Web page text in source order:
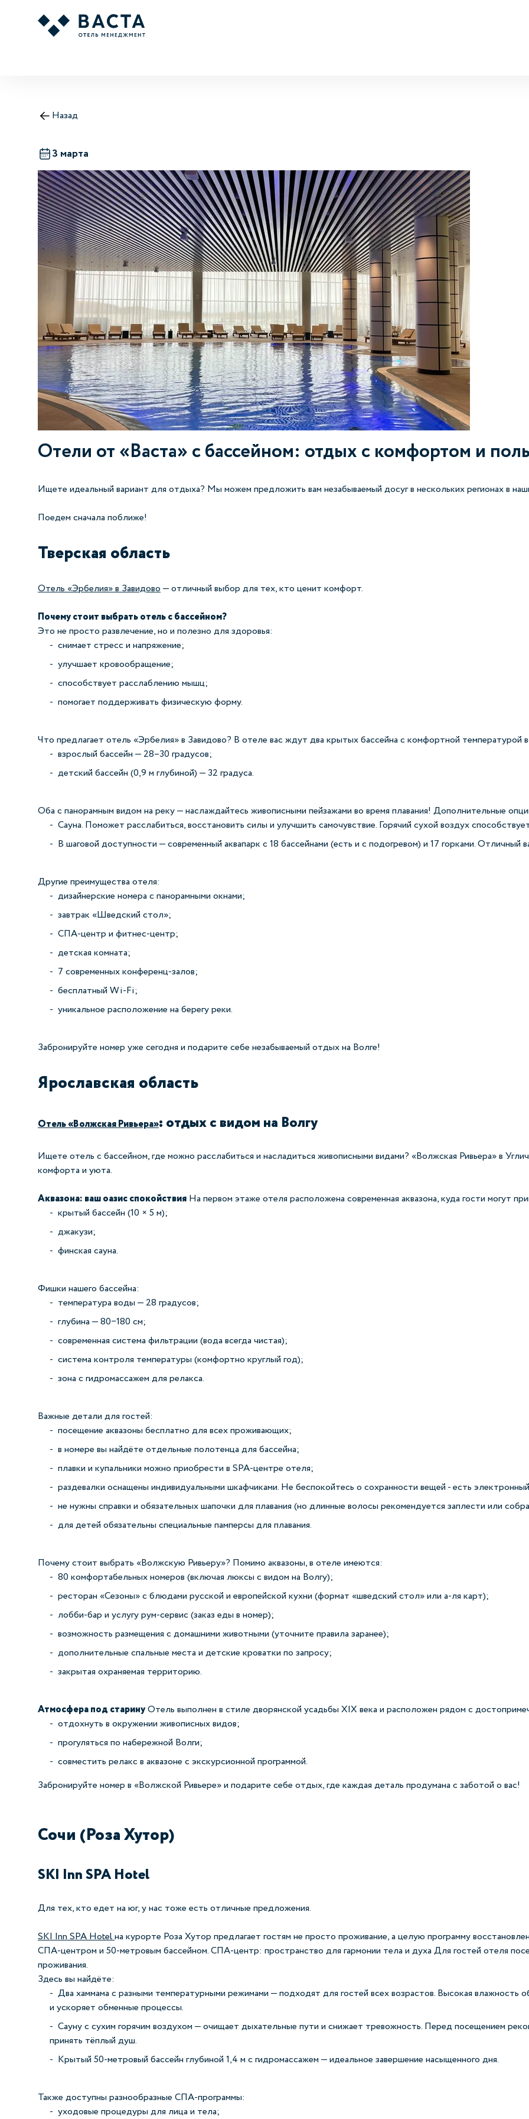
Назад
3 марта
Отели от «Васта» с бассейном: отдых с комфортом и
Ищете идеальный вариант для отдыха? Мы можем предложить вам незабываемый досуг в нескольких регионах в
Поедем сначала поближе!
Тверская область
Отель «Эрбелия» в Завидово— отличный выбор для тех, кто ценит комфорт.
Почему стоит выбрать отель с бассейном?
Это не просто развлечение, но и полезно для здоровья:
снимает стресс и напряжение;
улучшает кровообращение;
способствует расслаблению мышц;
помогает поддерживать физическую форму.
Что предлагает отель «Эрбелия» в Завидово? В отеле вас ждут два крытых бассейна с комфортной температурой
взрослый бассейн — 28–30 градусов;
детский бассейн (0,9 м глубиной) — 32 градуса.
Оба с панорамным видом на реку — наслаждайтесь живописными пейзажами во время плавания! Дополнительные
Сауна. Поможет расслабиться, восстановить силы и улучшить самочувствие. Горячий сухой воздух
В шаговой доступности — современный аквапарк с 18 бассейнами (есть и с подогревом) и 17 горками. Отличный
Другие преимущества отеля:
дизайнерские номера с панорамными окнами;
завтрак «Шведский стол»;
СПА‑центр и фитнес‑центр;
детская комната;
7 современных конференц‑залов;
бесплатный Wi‑Fi;
уникальное расположение на берегу реки.
Забронируйте номер уже сегодня и подарите себе незабываемый отдых на Волге!
Ярославская область
Отель «Волжская Ривьера»: отдых с видом на Волгу
Ищете отель с бассейном, где можно расслабиться и насладиться живописными видами? «Волжская Ривьера» в
комфорта и уюта.
Аквазона: ваш оазис спокойствия На первом этаже отеля расположена современная аквазона, куда гости могут
крытый бассейн (10 × 5 м);
джакузи;
финская сауна.
Фишки нашего бассейна:
температура воды — 28 градусов;
глубина — 80−180 см;
современная система фильтрации (вода всегда чистая);
система контроля температуры (комфортно круглый год);
зона с гидромассажем для релакса.
Важные детали для гостей:
посещение аквазоны бесплатно для всех проживающих;
в номере вы найдёте отдельные полотенца для бассейна;
плавки и купальники можно приобрести в SPA‑центре отеля;
раздевалки оснащены индивидуальными шкафчиками. Не беспокойтесь о сохранности вещей - есть
не нужны справки и обязательных шапочки для плавания (но длинные волосы рекомендуется заплести или
для детей обязательны специальные памперсы для плавания.
Почему стоит выбрать «Волжскую Ривьеру»? Помимо аквазоны, в отеле имеются:
80 комфортабельных номеров (включая люксы с видом на Волгу);
ресторан «Сезоны» с блюдами русской и европейской кухни (формат «шведский стол» или а‑ля карт);
лобби‑бар и услугу рум‑сервис (заказ еды в номер);
возможность размещения с домашними животными (уточните правила заранее);
дополнительные спальные места и детские кроватки по запросу;
закрытая охраняемая территорию.
Атмосфера под старинуОтель выполнен в стиле дворянской усадьбы XIX века и расположен рядом с
отдохнуть в окружении живописных видов;
прогуляться по набережной Волги;
совместить релакс в аквазоне с экскурсионной программой.
Забронируйте номер в «Волжской Ривьере» и подарите себе отдых, где каждая деталь продумана с заботой о вас!
Сочи (Роза Хутор)
SKI Inn SPA Hotel
Для тех, кто едет на юг, у нас тоже есть отличные предложения.
SKI Inn SPA Hotelна курорте Роза Хутор предлагает гостям не просто проживание, а целую программу
СПА‑центром и 50‑метровым бассейном. СПА‑центр: пространство для гармонии тела и духа Для гостей отеля
проживания.
Здесь вы найдёте:
Два хаммама с разными температурными режимами — подходят для гостей всех возрастов. Высокая влажность
и ускоряет обменные процессы.
Сауну с сухим горячим воздухом — очищает дыхательные пути и снижает тревожность. Перед посещением
принять тёплый душ.
Крытый 50‑метровый бассейн глубиной 1,4 м с гидромассажем — идеальное завершение насыщенного дня.
Также доступны разнообразные СПА‑программы:
уходовые процедуры для лица и тела;